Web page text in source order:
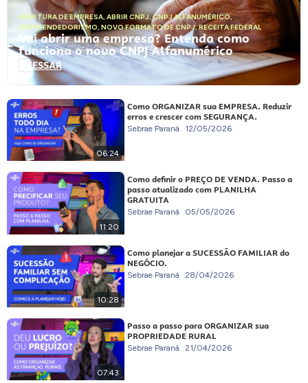
ABERTURA DE EMPRESA, ABRIR CNPJ,CNPJ ALFANUMÉRICO,
EMPREENDEDORISMO, NOVO FORMATO DE CNPJ,RECEITA FEDERAL
Vai abrir uma empresa? Entenda como
funciona o novo CNPJ Alfanumérico
ACESSAR
06:24
Como ORGANIZAR sua EMPRESA. Reduzir
erros e crescer com SEGURANÇA.
Sebrae Paraná 12/05/2026
11:20
Como definir o PREÇO DE VENDA. Passo a
passo atualizado com PLANILHA
GRATUITA
Sebrae Paraná 05/05/2026
10:28
Como planejar a SUCESSÃO FAMILIAR do
NEGÓCIO.
Sebrae Paraná 28/04/2026
07:43
Passo a passo para ORGANIZAR sua
PROPRIEDADE RURAL
Sebrae Paraná 21/04/2026